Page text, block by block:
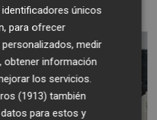
únicos
para ofrecer
medir
obtener información
los servicios.
(1913) también
para estos y